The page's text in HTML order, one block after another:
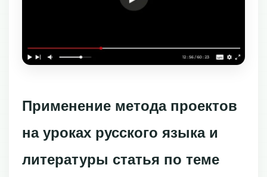
Применение метода проектов
на уроках русского языка и
литературы статья по теме